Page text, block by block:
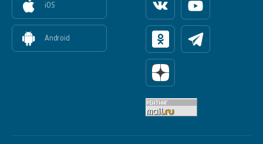
iOS
Android
ВконтактеYoutube
ОдноклассникиТелеграм
Яндекс Дзен